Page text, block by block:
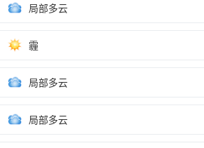
局部多云
霾
局部多云
局部多云